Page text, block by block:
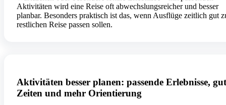
Aktivitäten wird eine Reise oft abwechslungsreicher und besser
planbar. Besonders praktisch ist das, wenn Ausflüge zeitlich gut
restlichen Reise passen sollen.
Aktivitäten besser planen: passende Erlebnisse,
Zeiten und mehr Orientierung